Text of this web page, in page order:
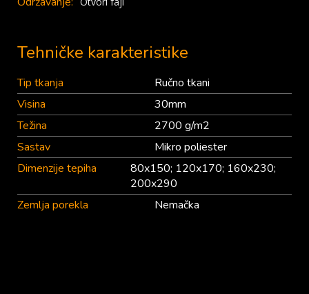
Tehničke karakteristike
Tip tkanja
Ručno tkani
Visina
30mm
Težina
2700 g/m2
Sastav
Mikro poliester
Dimenzije tepiha
80x150; 120x170; 160x230;
200x290
Zemlja porekla
Nemačka